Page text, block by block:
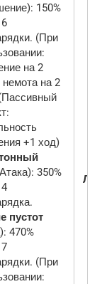
150%
(При
на 2
на 2
+1 ход)
350%
пустот
470%
(При